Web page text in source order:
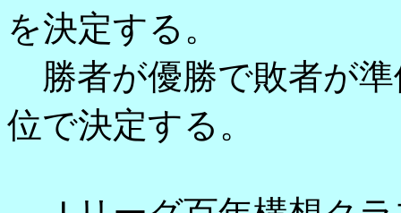
を決定する。
勝者が優勝で敗者が準
位で決定する。